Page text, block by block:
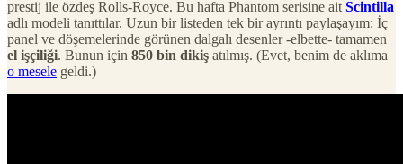
prestij ile özdeş Rolls-Royce. Bu hafta Phantom serisine ait Scintilla
adlı modeli tanıttılar. Uzun bir listeden tek bir ayrıntı paylaşayım: İç
panel ve döşemelerinde görünen dalgalı desenler -elbette- tamamen
el işçiliği. Bunun için 850 bin dikiş atılmış. (Evet, benim de aklıma
o mesele geldi.)